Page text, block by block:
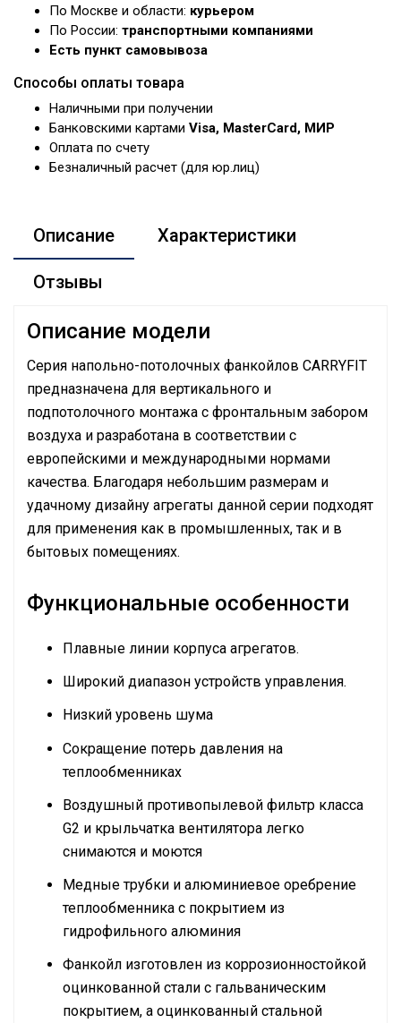
По Москве и области: курьером
По России: транспортными компаниями
Есть пункт самовывоза
Способы оплаты товара
Наличными при получении
Банковскими картами Visa, MasterCard, МИР
Оплата по счету
Безналичный расчет (для юр.лиц)
Описание Характеристики
Отзывы
Описание модели
Серия напольно-потолочных фанкойлов CARRYFIT
предназначена для вертикального и
подпотолочного монтажа с фронтальным забором
воздуха и разработана в соответствии с
европейскими и международными нормами
качества. Благодаря небольшим размерам и
удачному дизайну агрегаты данной серии подходят
для применения как в промышленных, так и в
бытовых помещениях.
Функциональные особенности
Плавные линии корпуса агрегатов.
Широкий диапазон устройств управления.
Низкий уровень шума
Сокращение потерь давления на
теплообменниках
Воздушный противопылевой фильтр класса
G2 и крыльчатка вентилятора легко
снимаются и моются
Медные трубки и алюминиевое оребрение
теплообменника с покрытием из
гидрофильного алюминия
Фанкойл изготовлен из коррозионностойкой
оцинкованной стали с гальваническим
покрытием, а оцинкованный стальной